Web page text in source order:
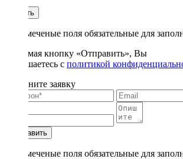
Купить
* - отмеченые поля обязательные для
Нажимая кнопку «Отправить», Вы
соглашаетесь с политикой
Заполните заявку
Отправить
* - отмеченые поля обязательные для